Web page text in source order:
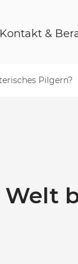
Kontakt &
Pilgern?
Welt